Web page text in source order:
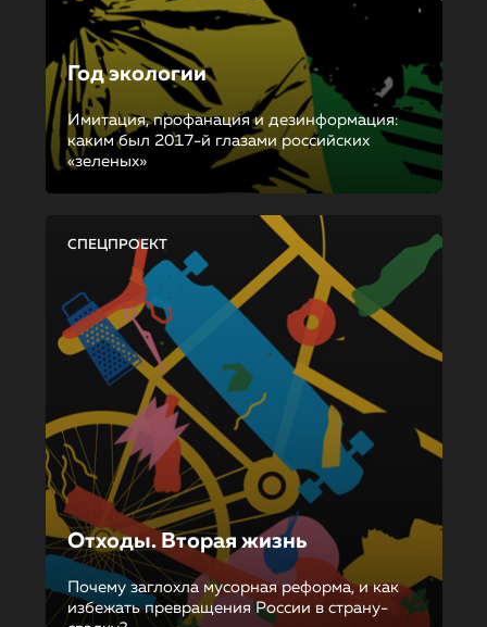
Год экологии
Имитация, профанация и дезинформация:
каким был 2017-й глазами российских
«зеленых»
СПЕЦПРОЕКТ
Отходы. Вторая жизнь
Почему заглохла мусорная реформа, и как
избежать превращения России в страну-